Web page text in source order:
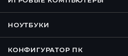
НОУТБУКИ
КОНФИГУРАТОР ПК